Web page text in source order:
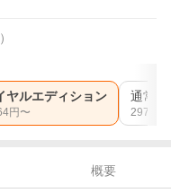
）
ヤルエディション
円〜
通常版
297
概要